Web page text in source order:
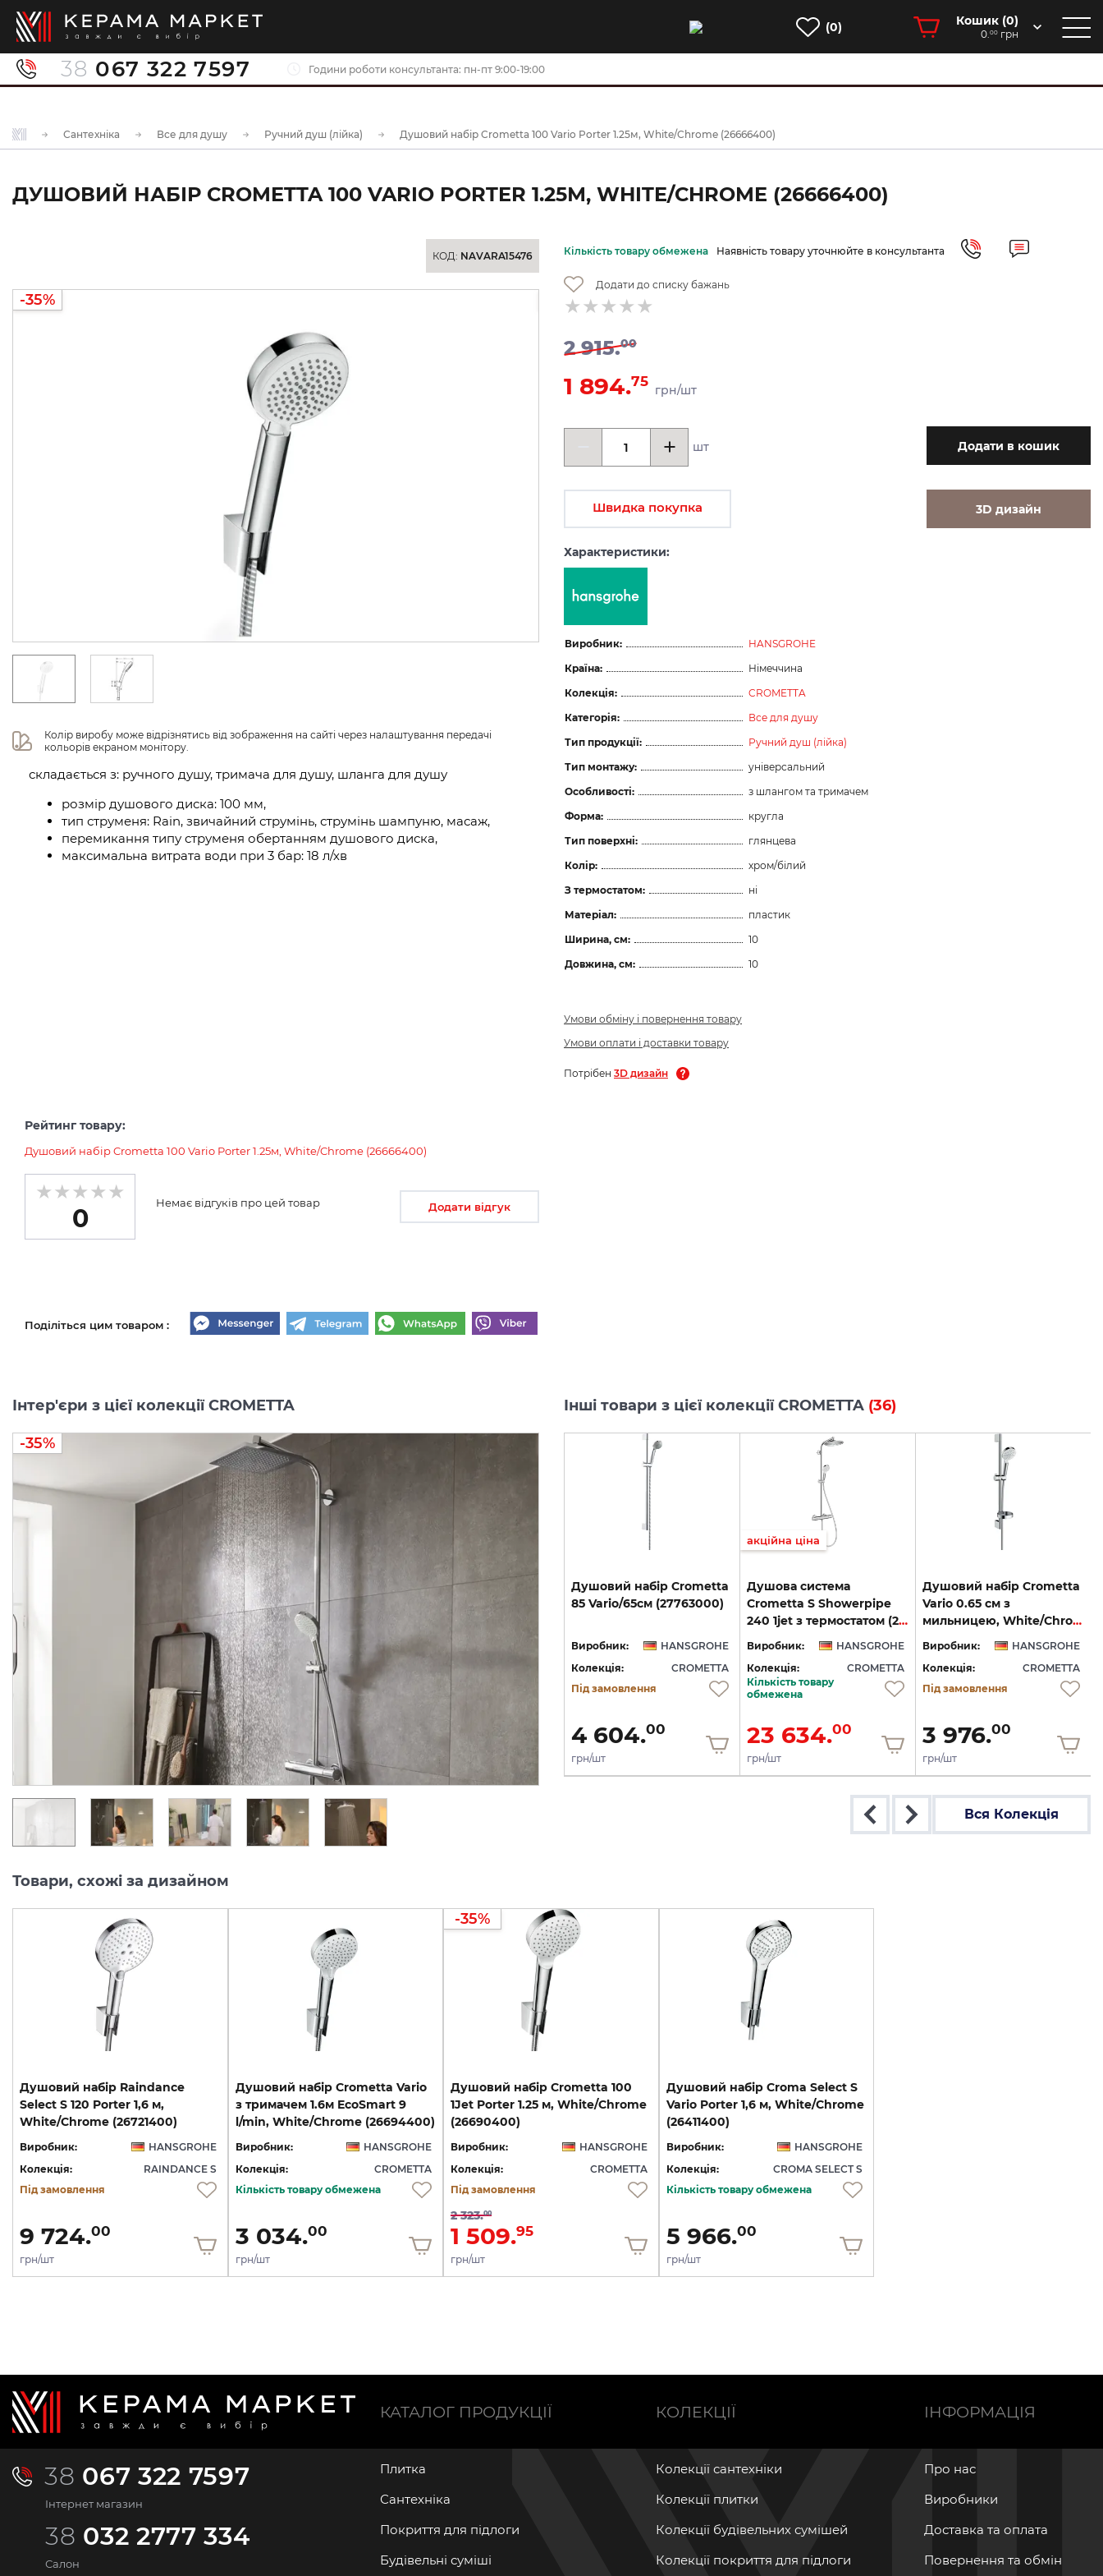
(0) Кошик (0)
0.00 грн
38 067 322 7597 Години роботи консультанта: пн-пт 9:00-19:00
Сантехніка Все для душу Ручний душ (лійка) Душовий набір Crometta 100 Vario Porter 1.25м, White/Chrome (26666400)
ДУШОВИЙ НАБІР CROMETTA 100 VARIO PORTER 1.25М, WHITE/CHROME (26666400)
КОД: NAVARA15476
-35% -35%
Колір виробу може відрізнятись від зображення на сайті через налаштування передачі
кольорів екраном монітору.
складається з: ручного душу, тримача для душу, шланга для душу
розмір душового диска: 100 мм,
тип струменя: Rain, звичайний струмінь, струмінь шампуню, масаж,
перемикання типу струменя обертанням душового диска,
максимальна витрата води при 3 бар: 18 л/хв
Кількість товару обмежена Наявність товару уточнюйте в консультанта
Додати до списку бажань
2 915.00
1 894.75
грн/шт
шт Додати в кошик
Швидка покупка 3D дизайн
Характеристики:
Виробник:
HANSGROHE
Країна:
Німеччина
Колекція:
CROMETTA
Категорія:
Все для душу
Тип продукції:
Ручний душ (лійка)
Тип монтажу:
універсальний
Особливості:
з шлангом та тримачем
Форма:
кругла
Тип поверхні:
глянцева
Колір:
хром/білий
З термостатом:
ні
Матеріал:
пластик
Ширина, см:
10
Довжина, см:
10
Умови обміну і повернення товару
Умови оплати і доставки товару
Потрібен 3D дизайн
Рейтинг товару:
Душовий набір Crometta 100 Vario Porter 1.25м, White/Chrome (26666400)
0
Немає відгуків про цей товар Додати відгук
Поділіться цим товаром :
Інтер'єри з цієї колекції CROMETTA
-35%
Інші товари з цієї колекції CROMETTA (36)
240 1jet для ванни з термостатом (27298000)
HANSGROHE
CROMETTA
Душова система
Crometta E Showerpipe
Виробник:
HANSGROHE
Колекція:
CROMETTA
Кількість товару
обмежена
29 031. 00
грн/шт
Душова система
Crometta S Showerpipe
Виробник:
обмежена
30 067.
Душовий набір Crometta
85 Vario/65см (27763000)
Виробник:
HANSGROHE
Колекція:
CROMETTA
Під замовлення
4 604.00
грн/шт
акційна ціна
Душова система
Crometta S Showerpipe
240 1jet з термостатом (27267000)
Виробник:
HANSGROHE
Колекція:
CROMETTA
Кількість товару
обмежена
23 634.00
грн/шт
Душовий набір Crometta
Vario 0.65 см з
мильницею, White/Chrome (26553400)
Виробник:
HANSGROHE
Колекція:
CROMETTA
Під замовлення
3 976.00
грн/шт
Вся Колекція
Товари, схожі за дизайном
Душовий набір Raindance
Select S 120 Porter 1,6 м,
White/Chrome (26721400)
Виробник:
HANSGROHE
Колекція:
RAINDANCE S
Під замовлення
9 724.00
грн/шт
Душовий набір Crometta Vario
з тримачем 1.6м EcoSmart 9
l/min, White/Chrome (26694400)
Виробник:
HANSGROHE
Колекція:
CROMETTA
Кількість товару обмежена
3 034.00
грн/шт
-35%
Душовий набір Crometta 100
1Jet Porter 1.25 м, White/Chrome
(26690400)
Виробник:
HANSGROHE
Колекція:
CROMETTA
Під замовлення
2 323.00
1 509.95
грн/шт
Душовий набір Croma Select S
Vario Porter 1,6 м, White/Chrome
(26411400)
Виробник:
HANSGROHE
Колекція:
CROMA SELECT S
Кількість товару обмежена
5 966.00
грн/шт
38 067 322 7597
Інтернет магазин
38 032 2777 334
Салон
КАТАЛОГ ПРОДУКЦІЇ
Плитка
Сантехніка
Покриття для підлоги
Будівельні суміші
КОЛЕКЦІЇ
Колекції сантехніки
Колекції плитки
Колекції будівельних сумішей
Колекції покриття для підлоги
ІНФОРМАЦІЯ
Про нас
Виробники
Доставка та оплата
Повернення та обмін